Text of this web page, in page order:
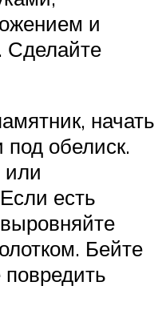
и
Сделайте
начать
под обелиск.
или
есть
Бейте
повредить